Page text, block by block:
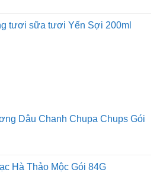
tươi sữa tươi Yến Sợi 200ml
Dâu Chanh Chupa Chups Gói
Hà Thảo Mộc Gói 84G